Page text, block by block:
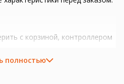
с корзиной, контроллером
конкретную задачу и бюджет
отправкой
полностью